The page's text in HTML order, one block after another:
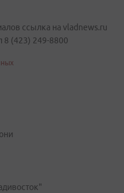
ссылка на vladnews.ru
8 (423) 249-8800